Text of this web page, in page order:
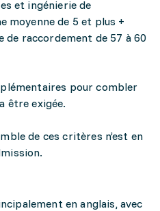
et ingénierie de
moyenne de 5 et plus +
de raccordement de 57 à 60
pour combler
être exigée.
de ces critères n’est en
en anglais, avec